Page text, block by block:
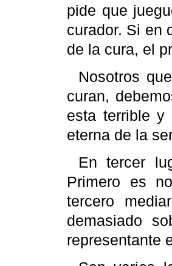
pide que
curador. Si en
de la cura, el
Nosotros
curan,
esta terrible y
eterna de la
En tercer
Primero es
tercero
demasiado
representante